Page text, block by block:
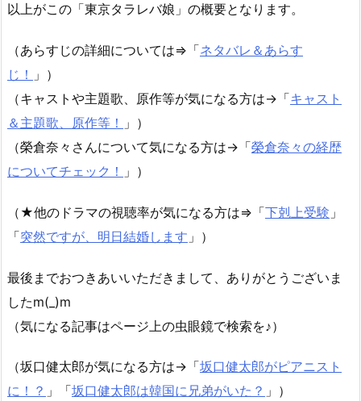
以上がこの「東京タラレバ娘」の概要となります。
（あらすじの詳細については⇒「ネタバレ＆あらす
じ！ 」）
（キャストや主題歌、原作等が気になる方は→「キャスト
＆主題歌、原作等！ 」）
（榮倉奈々さんについて気になる方は→「榮倉奈々の経歴
についてチェック！ 」）
（★他のドラマの視聴率が気になる方は⇒「下剋上受験 」
「突然ですが、明日結婚します 」）
最後までおつきあいいただきまして、ありがとうございま
したm(_)m
（気になる記事はページ上の虫眼鏡で検索を♪）
（坂口健太郎が気になる方は→「坂口健太郎がピアニスト
に！？ 」「坂口健太郎は韓国に兄弟がいた？ 」）